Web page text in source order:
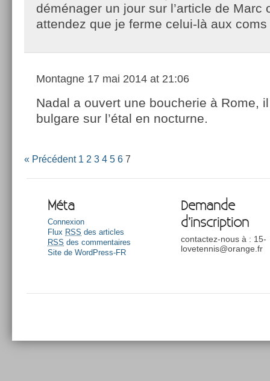
déménager un jour sur l’article de Marc
attendez que je ferme celui-là aux coms
Montagne 17 mai 2014 at 21:06
Nadal a ouvert une boucherie à Rome,
bulgare sur l’étal en nocturne.
« Précédent 1 2 3 4 5 6 7
Méta
Connexion
Flux RSS des articles
RSS des commentaires
Site de WordPress-FR
Demande
d’inscription
contactez-nous à : 15-
lovetennis@orange.fr